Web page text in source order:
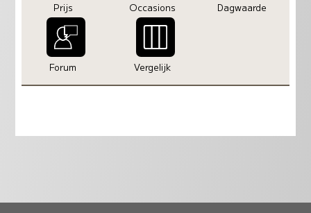
Prijs Occasions Dagwaarde
Forum Vergelijk